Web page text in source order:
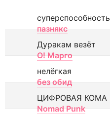
суперспособность
пазнякс
Дуракам везёт
О! Марго
нелёгкая
без обид
ЦИФРОВАЯ КОМА
Nomad Punk